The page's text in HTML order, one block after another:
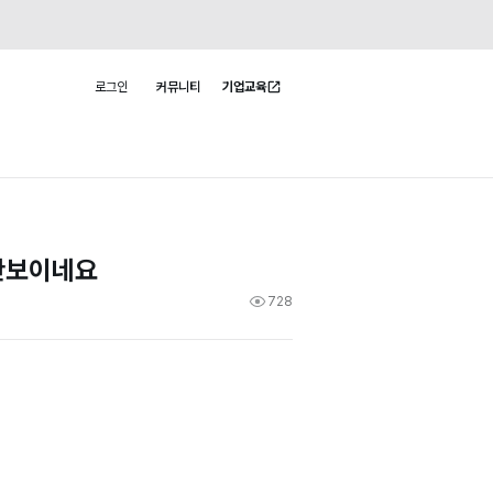
로그인 커뮤니티 기업교육
이네요
728